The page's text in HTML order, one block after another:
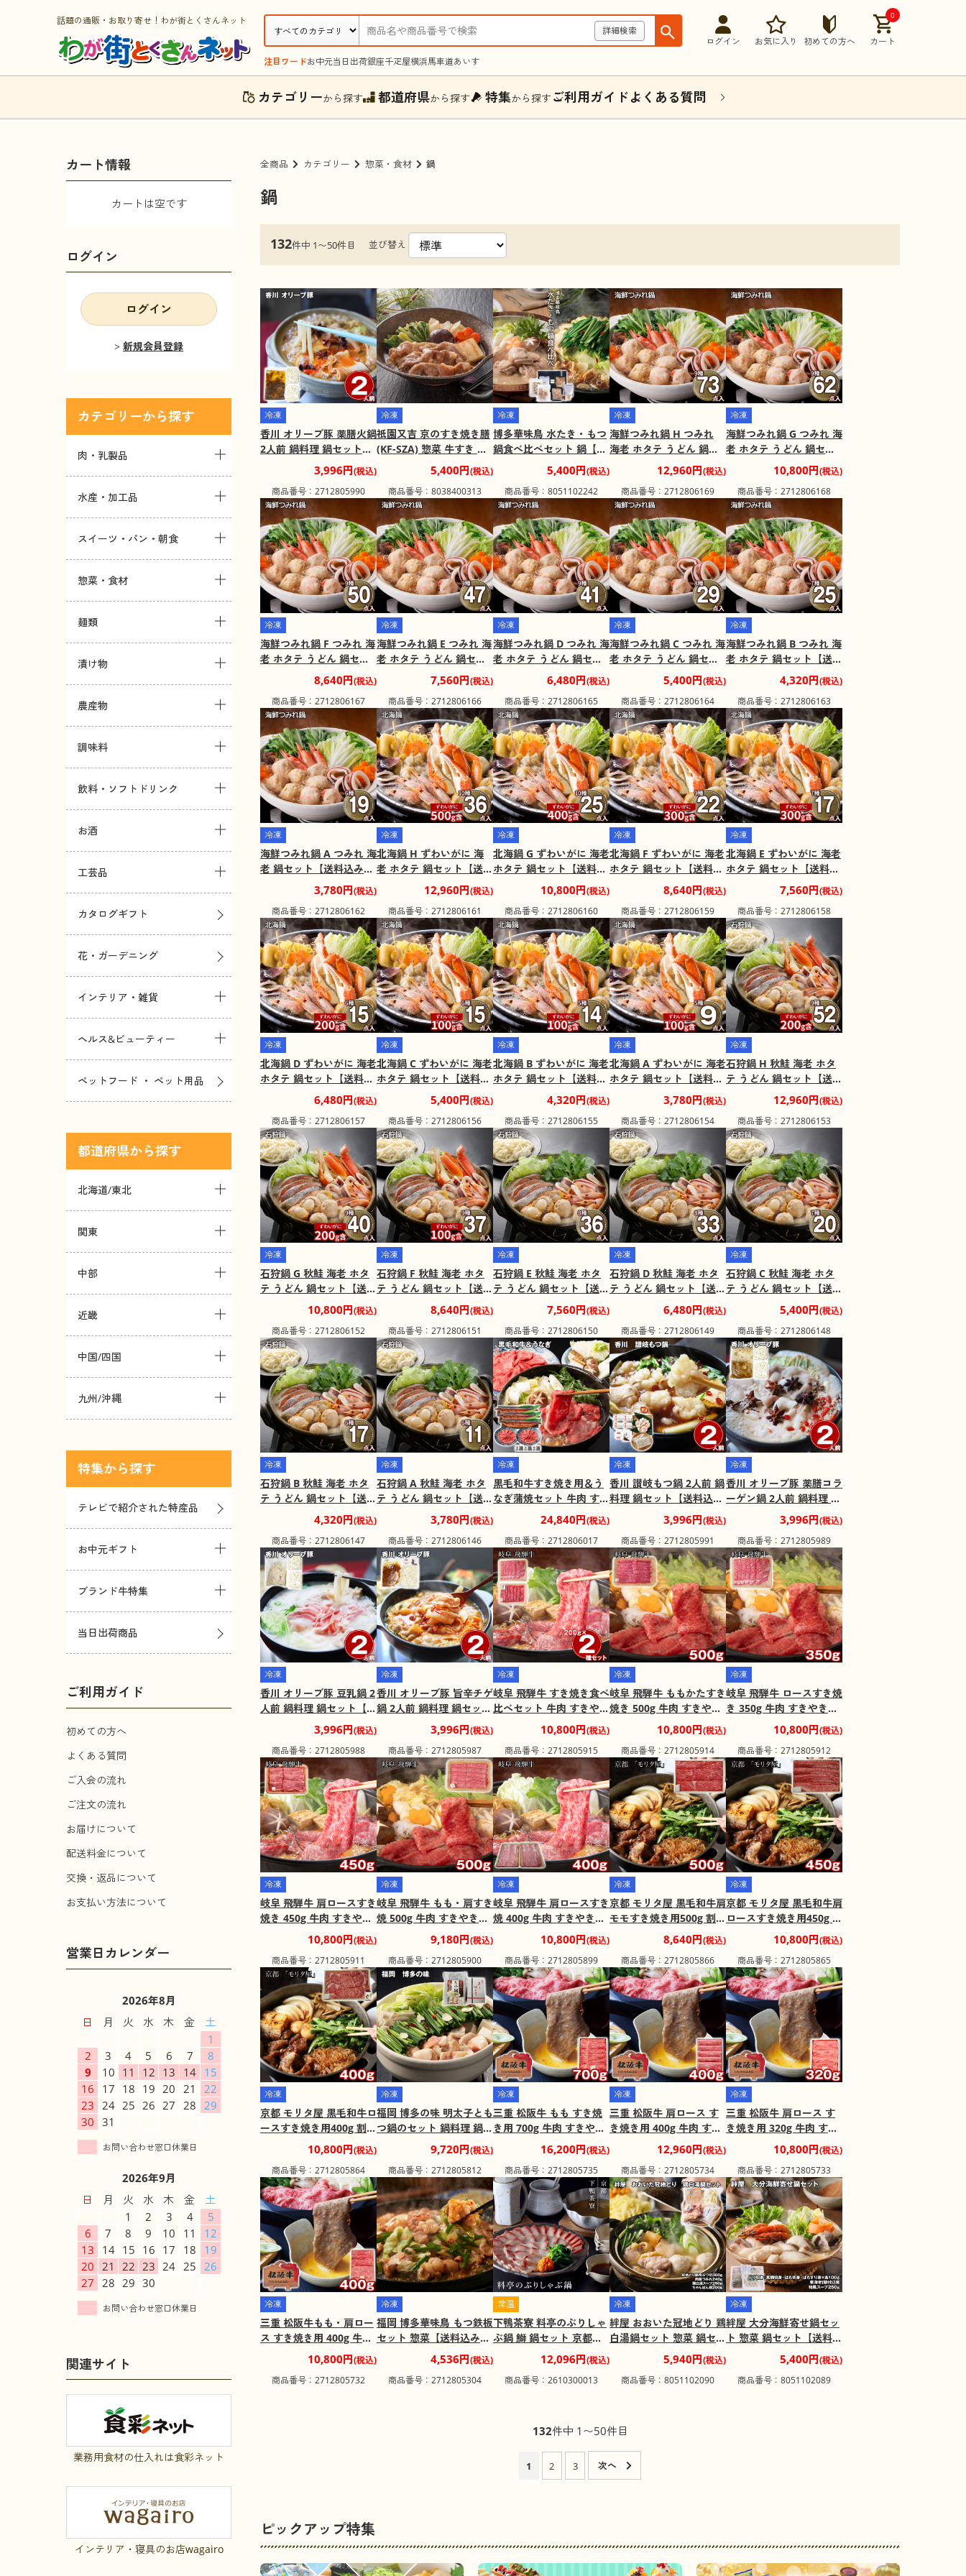
話題の通販・お取り寄せ！わが街とくさんネット
詳細検索
注目ワードお中元当日出荷銀座千疋屋横浜馬車道あいす
ログイン お気に入り 初めての方へ
0
カート
カテゴリーから探す 都道府県から探す 特集から探す ご利用ガイドよくある質問
全商品 カテゴリー 惣菜・食材 鍋
鍋
132件中 1〜50件目 並び替え
冷凍
香川 オリーブ豚 薬膳火鍋
2人前 鍋料理 鍋セット
【送料込み】【二重包装
不可】【お届け不可地
域：離島】
3,996円(税込)
商品番号：2712805990
冷凍
祇園又吉 京のすき焼き膳
(KF-SZA) 惣菜 牛すき レ
ンジ調理 【送料込み】
【二重包装不可】
5,400円(税込)
商品番号：8038400313
冷凍
博多華味鳥 水たき・もつ
鍋食べ比べセット 鍋【送
料込み】【二重包装不
可】【お届け不可地域：
離島】
5,400円(税込)
商品番号：8051102242
冷凍
海鮮つみれ鍋 H つみれ
海老 ホタテ うどん 鍋セ
ット【送料込み】【二重
包装不可】【お届け不可
地域：離島】
12,960円(税込)
商品番号：2712806169
冷凍
海鮮つみれ鍋 G つみれ 海
老 ホタテ うどん 鍋セッ
ト【送料込み】【二重包
装不可】【お届け不可地
域：離島】
10,800円(税込)
商品番号：2712806168
冷凍
海鮮つみれ鍋 F つみれ 海
老 ホタテ うどん 鍋セッ
ト【送料込み】【二重包
装不可】【お届け不可地
域：離島】
8,640円(税込)
商品番号：2712806167
冷凍
海鮮つみれ鍋 E つみれ 海
老 ホタテ うどん 鍋セッ
ト【送料込み】【二重包
装不可】【お届け不可地
域：離島】
7,560円(税込)
商品番号：2712806166
冷凍
海鮮つみれ鍋 D つみれ 海
老 ホタテ うどん 鍋セッ
ト【送料込み】【二重包
装不可】【お届け不可地
域：離島】
6,480円(税込)
商品番号：2712806165
冷凍
海鮮つみれ鍋 C つみれ 海
老 ホタテ うどん 鍋セッ
ト【送料込み】【二重包
装不可】【お届け不可地
域：離島】
5,400円(税込)
商品番号：2712806164
冷凍
海鮮つみれ鍋 B つみれ 海
老 ホタテ 鍋セット【送料
込み】【二重包装不可】
【お届け不可地域：離
島】
4,320円(税込)
商品番号：2712806163
冷凍
海鮮つみれ鍋 A つみれ 海
老 鍋セット【送料込み】
【二重包装不可】【お届
け不可地域：離島】
3,780円(税込)
商品番号：2712806162
冷凍
北海鍋 H ずわいがに 海
老 ホタテ 鍋セット【送料
込み】【二重包装不可】
【お届け不可地域：離
島】
12,960円(税込)
商品番号：2712806161
冷凍
北海鍋 G ずわいがに 海老
ホタテ 鍋セット【送料込
み】【二重包装不可】
【お届け不可地域：離
島】
10,800円(税込)
商品番号：2712806160
冷凍
北海鍋 F ずわいがに 海老
ホタテ 鍋セット【送料込
み】【二重包装不可】
【お届け不可地域：離
島】
8,640円(税込)
商品番号：2712806159
冷凍
北海鍋 E ずわいがに 海老
ホタテ 鍋セット【送料込
み】【二重包装不可】
【お届け不可地域：離
島】
7,560円(税込)
商品番号：2712806158
冷凍
北海鍋 D ずわいがに 海老
ホタテ 鍋セット【送料込
み】【二重包装不可】
【お届け不可地域：離
島】
6,480円(税込)
商品番号：2712806157
冷凍
北海鍋 C ずわいがに 海老
ホタテ 鍋セット【送料込
み】【二重包装不可】
【お届け不可地域：離
島】
5,400円(税込)
商品番号：2712806156
冷凍
北海鍋 B ずわいがに 海老
ホタテ 鍋セット【送料込
み】【二重包装不可】
【お届け不可地域：離
島】
4,320円(税込)
商品番号：2712806155
冷凍
北海鍋 A ずわいがに 海老
ホタテ 鍋セット【送料込
み】【二重包装不可】
【お届け不可地域：離
島】
3,780円(税込)
商品番号：2712806154
冷凍
石狩鍋 H 秋鮭 海老 ホタ
テ うどん 鍋セット【送料
込み】【二重包装不可】
【お届け不可地域：離
島】
12,960円(税込)
商品番号：2712806153
冷凍
石狩鍋 G 秋鮭 海老 ホタ
テ うどん 鍋セット【送料
込み】【二重包装不可】
【お届け不可地域：離
島】
10,800円(税込)
商品番号：2712806152
冷凍
石狩鍋 F 秋鮭 海老 ホタ
テ うどん 鍋セット【送料
込み】【二重包装不可】
【お届け不可地域：離
島】
8,640円(税込)
商品番号：2712806151
冷凍
石狩鍋 E 秋鮭 海老 ホタ
テ うどん 鍋セット【送料
込み】【二重包装不可】
【お届け不可地域：離
島】
7,560円(税込)
商品番号：2712806150
冷凍
石狩鍋 D 秋鮭 海老 ホタ
テ うどん 鍋セット【送料
込み】【二重包装不可】
【お届け不可地域：離
島】
6,480円(税込)
商品番号：2712806149
冷凍
石狩鍋 C 秋鮭 海老 ホタ
テ うどん 鍋セット【送料
込み】【二重包装不可】
【お届け不可地域：離
島】
5,400円(税込)
商品番号：2712806148
冷凍
石狩鍋 B 秋鮭 海老 ホタ
テ うどん 鍋セット【送料
込み】【二重包装不可】
【お届け不可地域：離
島】
4,320円(税込)
商品番号：2712806147
冷凍
石狩鍋 A 秋鮭 海老 ホタ
テ うどん 鍋セット【送料
込み】【二重包装不可】
【お届け不可地域：離
島】
3,780円(税込)
商品番号：2712806146
冷凍
黒毛和牛すき焼き用＆う
なぎ蒲焼セット 牛肉 すき
やき 鰻【送料込み】【二
重包装不可】【お届け不
可地域：離島】
24,840円(税込)
商品番号：2712806017
冷凍
香川 讃岐もつ鍋 2人前 鍋
料理 鍋セット【送料込
み】【二重包装不可】
【お届け不可地域：離
島】
3,996円(税込)
商品番号：2712805991
冷凍
香川 オリーブ豚 薬膳コラ
ーゲン鍋 2人前 鍋料理 鍋
セット【送料込み】【二
重包装不可】【お届け不
可地域：離島】
3,996円(税込)
商品番号：2712805989
冷凍
香川 オリーブ豚 豆乳鍋 2
人前 鍋料理 鍋セット【送
料込み】【二重包装不
可】【お届け不可地域：
離島】
3,996円(税込)
商品番号：2712805988
冷凍
香川 オリーブ豚 旨辛チゲ
鍋 2人前 鍋料理 鍋セット
【送料込み】【二重包装
不可】【お届け不可地
域：離島】
3,996円(税込)
商品番号：2712805987
冷凍
岐阜 飛騨牛 すき焼き食べ
比べセット 牛肉 すきやき
【送料込み】【二重包装
不可】【お届け不可地
域：離島】
10,800円(税込)
商品番号：2712805915
冷凍
岐阜 飛騨牛 ももかたすき
焼き 500g 牛肉 すきやき
【送料込み】【二重包装
不可】【お届け不可地
域：離島】
10,800円(税込)
商品番号：2712805914
冷凍
岐阜 飛騨牛 ロースすき焼
き 350g 牛肉 すきやき
【送料込み】【二重包装
不可】【お届け不可地
域：離島】
10,800円(税込)
商品番号：2712805912
冷凍
岐阜 飛騨牛 肩ロースすき
焼き 450g 牛肉 すきやき
【送料込み】【二重包装
不可】【お届け不可地
域：離島】
10,800円(税込)
商品番号：2712805911
冷凍
岐阜 飛騨牛 もも・肩すき
焼 500g 牛肉 すきやき
【送料込み】【二重包装
不可】【お届け不可地
域：離島】
9,180円(税込)
商品番号：2712805900
冷凍
岐阜 飛騨牛 肩ロースすき
焼 400g 牛肉 すきやき
【送料込み】【二重包装
不可】【お届け不可地
域：離島】
10,800円(税込)
商品番号：2712805899
冷凍
京都 モリタ屋 黒毛和牛肩
モモすき焼き用500g 割り
下付 牛肉 すきやき【送料
込み】【二重包装不可】
【お届け不可地域：離
島】
8,640円(税込)
商品番号：2712805866
冷凍
京都 モリタ屋 黒毛和牛肩
ロースすき焼き用450g 割
り下付 牛肉 すきやき【送
料込み】【二重包装不
可】【お届け不可地域：
離島】
10,800円(税込)
商品番号：2712805865
冷凍
京都 モリタ屋 黒毛和牛ロ
ースすき焼き用400g 割り
下付 牛肉 すきやき【送料
込み】【二重包装不可】
【お届け不可地域：離
島】
10,800円(税込)
商品番号：2712805864
冷凍
福岡 博多の味 明太子とも
つ鍋のセット 鍋料理 鍋セ
ット【送料込み】【二重
包装不可】【お届け不可
地域：離島】
9,720円(税込)
商品番号：2712805812
冷凍
三重 松阪牛 もも すき焼
き用 700g 牛肉 すきやき
【送料込み】【二重包装
不可】【お届け不可地
域：離島】
16,200円(税込)
商品番号：2712805735
冷凍
三重 松阪牛 肩ロース す
き焼き用 400g 牛肉 すき
やき【送料込み】【二重
包装不可】【お届け不可
地域：離島】
12,960円(税込)
商品番号：2712805734
冷凍
三重 松阪牛 肩ロース す
き焼き用 320g 牛肉 すき
やき【送料込み】【二重
包装不可】【お届け不可
地域：離島】
10,800円(税込)
商品番号：2712805733
冷凍
三重 松阪牛もも・肩ロー
ス すき焼き用 400g 牛肉
すきやき【送料込み】
【二重包装不可】【お届
け不可地域：離島】
10,800円(税込)
商品番号：2712805732
冷凍
福岡 博多華味鳥 もつ鉄板
セット 惣菜【送料込み】
【二重包装不可】【お届
け不可地域：離島】
4,536円(税込)
商品番号：2712805304
常温
下鴨茶寮 料亭のぶりしゃ
ぶ鍋 鰤 鍋セット 京都
【送料込み】【二重包装
不可】【お届け不可地
域：北海道・沖縄・離
12,096円(税込)
商品番号：2610300013
冷凍
絆屋 おおいた冠地どり 鶏
白湯鍋セット 惣菜 鍋セッ
ト【送料込み】【お届け
不可地域：離島】
5,940円(税込)
商品番号：8051102090
冷凍
絆屋 大分海鮮寄せ鍋セッ
ト 惣菜 鍋セット【送料込
み】【お届け不可地域：
5,400円(税込)
商品番号：8051102089
132件中 1〜50件目
1 2 3
ピックアップ特集
カート情報
カートは空です
ログイン
ログイン
新規会員登録
カテゴリー
肉・乳製品
水産・加工品
スイーツ・パン・朝食
惣菜・食材
麺類
漬け物
農産物
調味料
飲料・ソフトドリンク
お酒
工芸品
カタログギフト
花・ガーデニング
インテリア・雑貨
ヘルス&ビューティー
ペットフード ・ ペット用品
都道府県
北海道/東北
関東
中部
近畿
中国/四国
九州/沖縄
特集
テレビで紹介された特産品
お中元ギフト
ブランド牛特集
当日出荷商品
ご利用ガイド
初めての方へ
よくある質問
ご入会の流れ
ご注文の流れ
お届けについて
配送料金について
交換・返品について
お支払い方法について
2026年8月
日
月 火 水 木 金
土
1
2
3 4 5 6 7
8
9
10 11 12 13 14 15
16
17 18 19 20 21
22
23
24 25 26 27 28
29
30 31
2026年9月
日
月 火 水 木 金
土
1
2 3 4
5
6
7 8 9 10 11
12
13
14 15 16 17 18
19
20
21 22 23 24 25
26
27
28 29 30
関連サイト
業務用食材の仕入れは食彩ネット
インテリア・寝具のお店wagairo